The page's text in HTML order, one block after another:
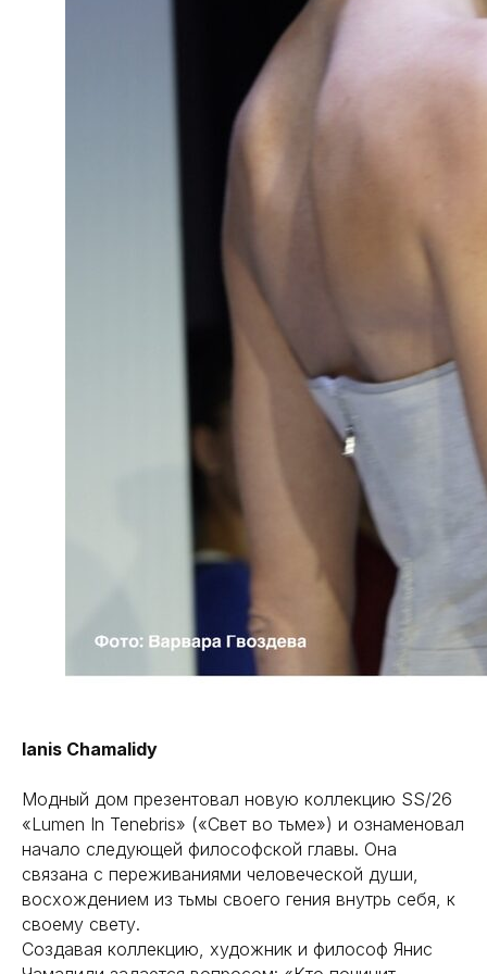
Ianis Chamalidy
Модный дом презентовал новую коллекцию SS/26
«Lumen In Tenebris» («Свет во тьме») и ознаменовал
начало следующей философской главы. Она
связана с переживаниями человеческой души,
восхождением из тьмы своего гения внутрь себя, к
своему свету.
Создавая коллекцию, художник и философ Янис
Контакты
Функционал
Партнерство
Связаться с нами
По всем вопросам: